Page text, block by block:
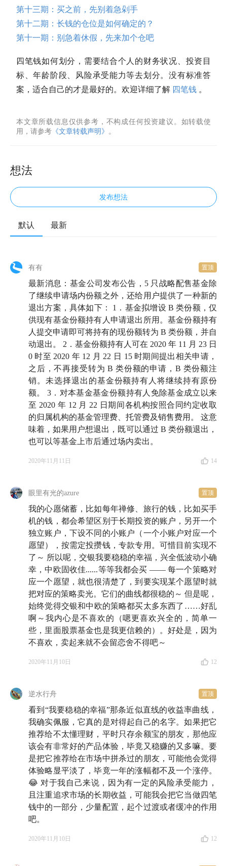
第十三期：买之前，先别着急剁手
第十二期：长钱的仓位是如何确定的？
第十一期：别急着休假，先来加个仓吧
四笔钱如何划分，需要结合个人的财务状况、投资目
标、年龄阶段、风险承受能力等去划分。没有标准答
案，适合自己的才是最好的。欢迎详细了解 四笔钱 。
本文章所载信息仅供参考，不构成任何投资建议。如转载使
用，请参考 《文章转载声明》 。
想法
发布想法
默认 最新
有有 置顶
最新消息：基金公司发布公告，5 只战略配售基金除
了继续申请场内份额之外，还给用户提供了一种新的
退出方案，具体如下： 1．基金拟增设 B 类份额，仅
供现有基金份额持有人申请退出所用。基金份额持有
人提交申请即可将持有的现份额转为 B 类份额，并自
动退出。 2．基金份额持有人可在 2020 年 11 月 23 日
0 时至 2020 年 12 月 22 日 15 时期间提出相关申请，
之后，不再接受转为 B 类份额的申请，B 类份额注
销。未选择退出的基金份额持有人将继续持有原份
额。 3．对本基金基金份额持有人免除基金成立以来
至 2020 年 12 月 22 日期间各机构按照合同约定收取
的归属机构的基金管理费、托管费及销售费用。 这意
味着，如果用户想退出，既可以通过 B 类份额退出，
也可以等基金上市后通过场内卖出。
2020年11月11日 14
眼里有光的azure 置顶
我的心愿储蓄，比如每年禅修、旅行的钱，比如买手
机的钱，都会希望区别于长期投资的账户，另开一个
独立账户，下设不同的小账户（一个小账户对应一个
愿望），按需定投攒钱，专款专用。可惜目前实现不
了～ 所以呢，交银我要稳稳的幸福，兴全低波动小确
幸，中欧固收佳......等等我都会买 —— 每一个策略对
应一个愿望，就也很清楚了，到要实现某个愿望时就
把对应的策略卖光。它们的曲线都很稳的～ 但是呢，
始终觉得交银和中欧的策略都买太多东西了……好乱
啊～我内心是不喜欢的（嗯更喜欢兴全的，简单一
些，里面股票基金也是我更信赖的）。好处是，因为
不喜欢，卖起来就不会留恋舍不得吧～
2020年11月10日 12
逆水行舟 置顶
看到“我要稳稳的幸福”那条近似直线的收益率曲线，
我确实佩服，它真的是对得起自己的名字。如果把它
推荐给不太懂理财，平时只存余额宝的朋友，那他应
该会有非常好的产品体验，毕竟又稳赚的又多嘛。要
是把它推荐给在市场中拼杀过的朋友，可能他会觉得
体验略显平淡了，毕竟一年的涨幅都不及一个涨停。
😂 对于我自己来说，因为有一定的风险承受能力，
且注重追求市场的长期收益，可能我会把它当做四笔
钱中的一部分，少量配置，起个过渡或者缓冲的作用
吧。
2020年11月10日 12